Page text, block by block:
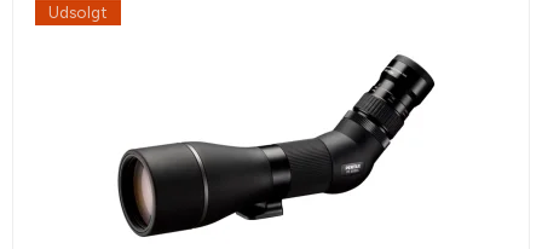
Udsolgt